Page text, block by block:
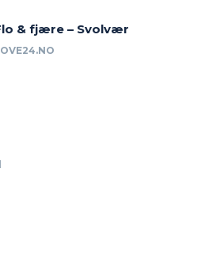
& fjære – Svolvær